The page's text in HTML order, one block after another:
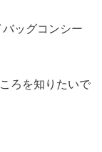
バッグコンシー
ろを知りたいで